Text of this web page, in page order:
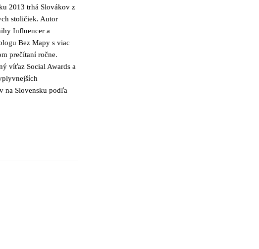
2013 trhá Slovákov z
stoličiek. Autor
Influencer a
Bez Mapy s viac
prečítaní ročne.
víťaz Social Awards a
na Slovensku podľa